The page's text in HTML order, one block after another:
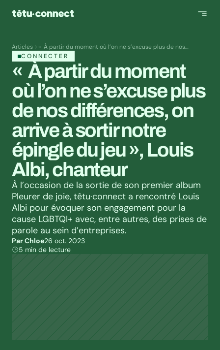
Articles
« À partir du moment où l’on ne s’excuse plus de nos
différences, on arrive à sortir notre épingle du jeu », Louis Albi,
chanteur
CONNECTER
«  À partir du moment
où l’on ne s’excuse plus
de nos différences, on
arrive à sortir notre
épingle du jeu », Louis
Albi, chanteur
À l’occasion de la sortie de son premier album
Pleurer de joie, têtu·connect a rencontré Louis
Albi pour évoquer son engagement pour la
cause LGBTQI+ avec, entre autres, des prises de
parole au sein d’entreprises.
Par Chloe26 oct. 2023
5 min de lecture